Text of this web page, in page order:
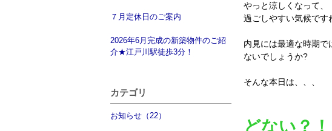
７月定休日のご案内
2026年6月完成の新築物件のご紹
介★江戸川駅徒歩3分！
カテゴリ
お知らせ（22）
やっと涼しくなって、
過ごしやすい気候です
内見には最適な時期で
ないでしょうか?
そんな本日は、、、
どない？！